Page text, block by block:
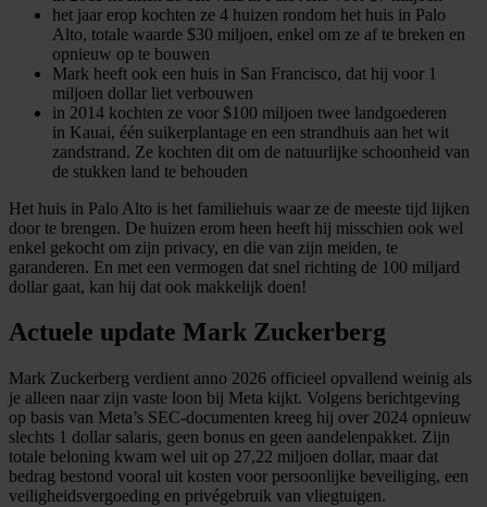
partners voor social media, adverteren en analyse. Deze
partners kunnen deze gegevens combineren met andere
informatie die u aan ze heeft verstrekt of die ze hebben
verzameld op basis van uw gebruik van hun services.
het jaar erop kochten ze 4 huizen rondom het huis in Palo
Alto, totale waarde $30 miljoen, enkel om ze af te breken en
opnieuw op te bouwen
Mark heeft ook een huis in San Francisco, dat hij voor 1
miljoen dollar liet verbouwen
in 2014 kochten ze voor $100 miljoen twee landgoederen
in Kauai, één suikerplantage en een strandhuis aan het wit
zandstrand. Ze kochten dit om de natuurlijke schoonheid van
de stukken land te behouden
Het huis in Palo Alto is het familiehuis waar ze de meeste tijd lijken
door te brengen. De huizen erom heen heeft hij misschien ook wel
enkel gekocht om zijn privacy, en die van zijn meiden, te
garanderen. En met een vermogen dat snel richting de 100 miljard
dollar gaat, kan hij dat ook makkelijk doen!
Actuele update Mark Zuckerberg
Mark Zuckerberg verdient anno 2026 officieel opvallend weinig als
je alleen naar zijn vaste loon bij Meta kijkt. Volgens berichtgeving
op basis van Meta’s SEC-documenten kreeg hij over 2024 opnieuw
slechts 1 dollar salaris, geen bonus en geen aandelenpakket. Zijn
totale beloning kwam wel uit op 27,22 miljoen dollar, maar dat
bedrag bestond vooral uit kosten voor persoonlijke beveiliging, een
veiligheidsvergoeding en privégebruik van vliegtuigen.